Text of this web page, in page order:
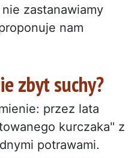
zastanawiamy
nam
zbyt suchy?
przez lata
kurczaka" z
potrawami.